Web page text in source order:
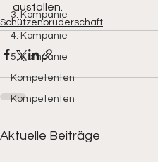
3. Kompanie
4. Kompanie
5. Kompanie
Kompetenten
Kompetenten
ausfallen.
Schützenbruderschaft
Aktuelle Beiträge